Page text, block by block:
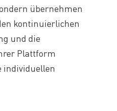
übernehmen
kontinuierlichen
und die
Plattform
individuellen